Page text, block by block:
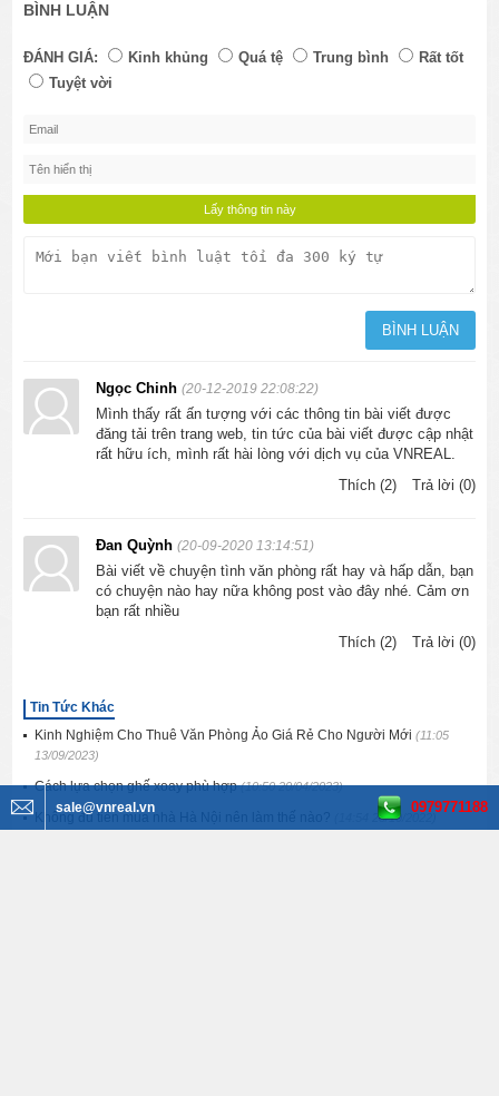
BÌNH LUẬN
ĐÁNH GIÁ: Kinh khủng Quá tệ Trung bình
Rất tốt
Tuyệt vời
Ngọc Chinh(20-12-2019 22:08:22)
Mình thấy rất ấn tượng với các thông tin bài viết được
đăng tải trên trang web, tin tức của bài viết được cập nhật
rất hữu ích, mình rất hài lòng với dịch vụ của VNREAL.
Thích (2)
Trả lời (0)
Đan Quỳnh(20-09-2020 13:14:51)
Bài viết về chuyện tình văn phòng rất hay và hấp dẫn, bạn
có chuyện nào hay nữa không post vào đây nhé. Cảm ơn
bạn rất nhiều
Thích (2)
Trả lời (0)
Tin Tức Khác
Kinh Nghiệm Cho Thuê Văn Phòng Ảo Giá Rẻ Cho Người Mới(11:05
13/09/2023)
Cách lựa chọn ghế xoay phù hợp(10:50 20/04/2023)
Không đủ tiền mua nhà Hà Nội nên làm thế nào? (14:54 28/10/2022)
sale@vnreal.vn 0979771188